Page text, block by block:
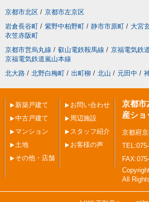
京都市北区 / 京都市左京区
岩倉長谷町 / 紫野中柏野町 / 静市市原町 / 大宮
衣笠赤阪町
京都市営烏丸線 / 叡山電鉄鞍馬線 / 京福電気鉄
京福電気鉄道嵐山本線
北大路 / 北野白梅町 / 出町柳 / 北山 / 元田中 /
新築戸建て
中古戸建て
マンション
土地
その他・店舗
お問い合わせ
周辺施設
スタッフ紹介
お客様の声
京都市
産ショ
京都府
All